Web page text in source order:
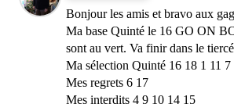
Bonjour les amis et bravo aux
Ma base Quinté le 16 GO ON
sont au vert. Va finir dans le tiercé
Ma sélection Quinté 16 18 1 11
Mes regrets 6 17
Mes interdits 4 9 10 14 15